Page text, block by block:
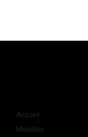
Accueil
Modèles